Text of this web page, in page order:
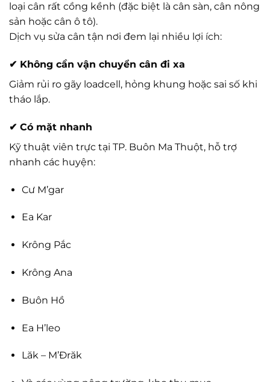
loại cân rất cồng kềnh (đặc biệt là cân sàn, cân nông
sản hoặc cân ô tô).
Dịch vụ sửa cân tận nơi đem lại nhiều lợi ích:
✔ Không cần vận chuyển cân đi xa
Giảm rủi ro gãy loadcell, hỏng khung hoặc sai số khi
tháo lắp.
✔ Có mặt nhanh
Kỹ thuật viên trực tại TP. Buôn Ma Thuột, hỗ trợ
nhanh các huyện:
Cư M’gar
Ea Kar
Krông Pắc
Krông Ana
Buôn Hồ
Ea H’leo
Lăk – M’Đrăk